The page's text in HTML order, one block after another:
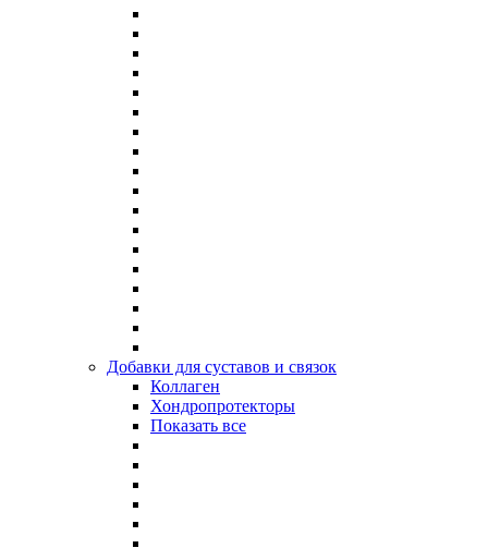
Добавки для суставов и связок
Коллаген
Хондропротекторы
Показать все